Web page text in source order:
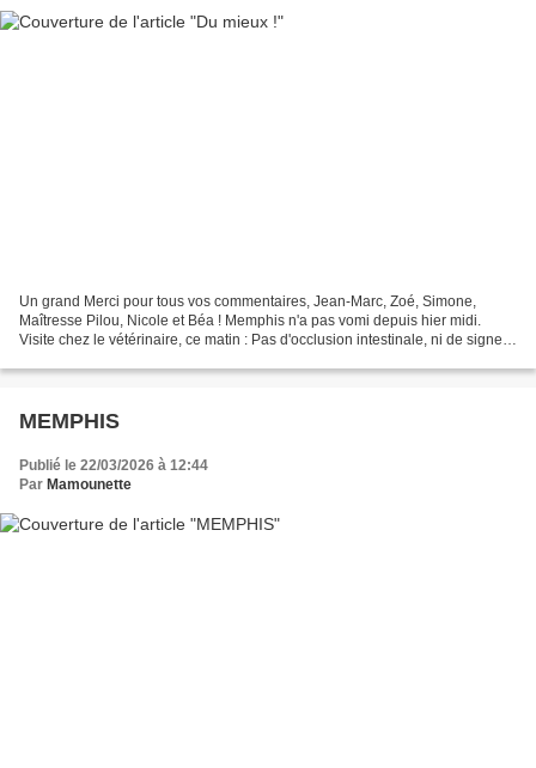
Un grand Merci pour tous vos commentaires, Jean-Marc, Zoé, Simone,
Maîtresse Pilou, Nicole et Béa ! Memphis n'a pas vomi depuis hier midi.
Visite chez le vétérinaire, ce matin : Pas d'occlusion intestinale, ni de signe
MEMPHIS
Publié le 22/03/2026 à 12:44
Par Mamounette